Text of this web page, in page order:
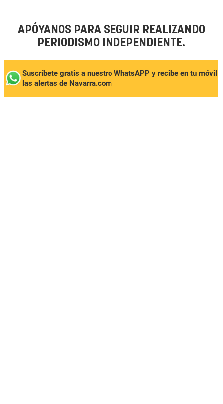
APÓYANOS PARA SEGUIR REALIZANDO
PERIODISMO INDEPENDIENTE.
Suscríbete gratis a nuestro WhatsAPP y recibe en tu móvil
las alertas de Navarra.com